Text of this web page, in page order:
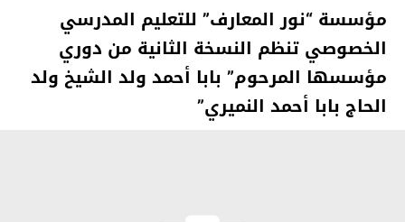
مؤسسة “نور المعارف” للتعليم المدرسي
الخصوصي تنظم النسخة الثانية من دوري
مؤسسها المرحوم” بابا أحمد ولد الشيخ ولد
الحاج بابا أحمد النميري”